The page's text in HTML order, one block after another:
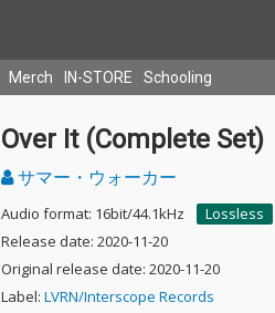
Merch IN-STORE Schooling
Over It (Complete Set)
サマー・ウォーカー
Audio format: 16bit/44.1kHz
Lossless
Release date: 2020-11-20
Original release date: 2020-11-20
Label: LVRN/Interscope Records